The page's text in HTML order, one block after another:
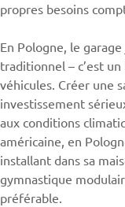
propres besoins
En Pologne, le
traditionnel – c’est
véhicules. Créer une
investissement
aux conditions
américaine, en
installant dans sa
gymnastique
préférable.